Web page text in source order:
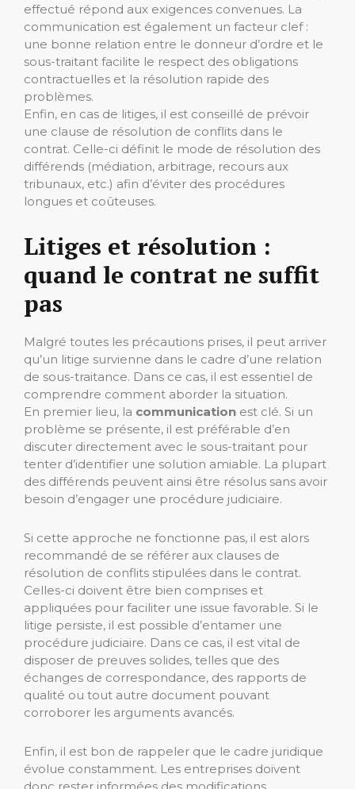
effectué répond aux exigences convenues. La
communication est également un facteur clef :
une bonne relation entre le donneur d’ordre et le
sous-traitant facilite le respect des obligations
contractuelles et la résolution rapide des
problèmes.
Enfin, en cas de litiges, il est conseillé de prévoir
une clause de résolution de conflits dans le
contrat. Celle-ci définit le mode de résolution des
différends (médiation, arbitrage, recours aux
tribunaux, etc.) afin d’éviter des procédures
longues et coûteuses.
Litiges et résolution :
quand le contrat ne suffit
pas
Malgré toutes les précautions prises, il peut arriver
qu’un litige survienne dans le cadre d’une relation
de sous-traitance. Dans ce cas, il est essentiel de
comprendre comment aborder la situation.
En premier lieu, la communication est clé. Si un
problème se présente, il est préférable d’en
discuter directement avec le sous-traitant pour
tenter d’identifier une solution amiable. La plupart
des différends peuvent ainsi être résolus sans avoir
besoin d’engager une procédure judiciaire.
Si cette approche ne fonctionne pas, il est alors
recommandé de se référer aux clauses de
résolution de conflits stipulées dans le contrat.
Celles-ci doivent être bien comprises et
appliquées pour faciliter une issue favorable. Si le
litige persiste, il est possible d’entamer une
procédure judiciaire. Dans ce cas, il est vital de
disposer de preuves solides, telles que des
échanges de correspondance, des rapports de
qualité ou tout autre document pouvant
corroborer les arguments avancés.
Enfin, il est bon de rappeler que le cadre juridique
évolue constamment. Les entreprises doivent